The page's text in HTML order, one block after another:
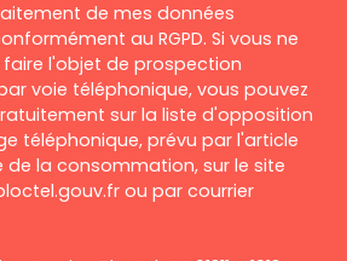
de mes données
au RGPD. Si vous ne
l'objet de prospection
voie téléphonique, vous pouvez
sur la liste d'opposition
téléphonique, prévu par l'article
de la consommation, sur le site
ou par courrier